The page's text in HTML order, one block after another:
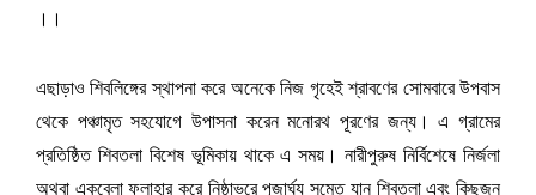
।।
এছাড়াও শিবলিঙ্গের স্থাপনা করে অনেকে নিজ গৃহেই শ্রাবণের সোমবারে উপবাস
থেকে পঞ্চামৃত সহযোগে উপাসনা করেন মনোরথ পূরণের জন্য। এ গ্রামের
প্রতিষ্ঠিত শিবতলা বিশেষ ভূমিকায় থাকে এ সময়। নারীপুরুষ নির্বিশেষে নির্জলা
অথবা একবেলা ফলাহার করে নিষ্ঠাভরে পূজার্ঘ্য সমেত যান শিবতলা এবং কিছুজন